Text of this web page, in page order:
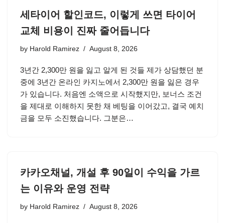
세타이어 할인코드, 이렇게 쓰면 타이어
교체 비용이 진짜 줄어듭니다
by Harold Ramirez August 8, 2026
3년간 2,300만 원을 잃고 알게 된 것들 제가 상담했던 분
중에 3년간 온라인 카지노에서 2,300만 원을 잃은 경우
가 있습니다. 처음엔 소액으로 시작했지만, 보너스 조건
을 제대로 이해하지 못한 채 베팅을 이어갔고, 결국 예치
금을 모두 소진했습니다. 그분은…
카카오채널, 개설 후 90일이 수익을 가르
는 이유와 운영 전략
by Harold Ramirez August 8, 2026